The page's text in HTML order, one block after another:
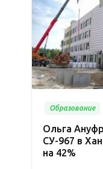
Образование
Ольга
СУ-967 в
на 42%